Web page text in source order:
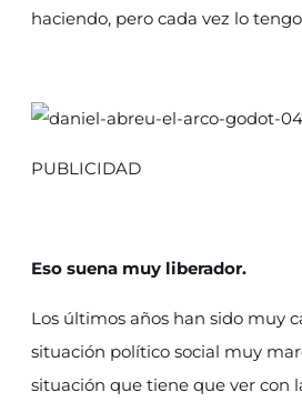
haciendo, pero cada vez lo
PUBLICIDAD
Eso suena muy liberador.
Los últimos años han sido muy
situación político social muy
situación que tiene que ver con